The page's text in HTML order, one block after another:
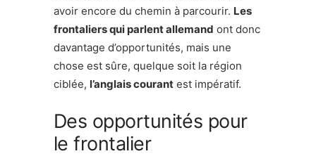
avoir encore du chemin à parcourir. Les
frontaliers qui parlent allemand ont donc
davantage d’opportunités, mais une
chose est sûre, quelque soit la région
ciblée, l’anglais courant est impératif.
Des opportunités pour
le frontalier